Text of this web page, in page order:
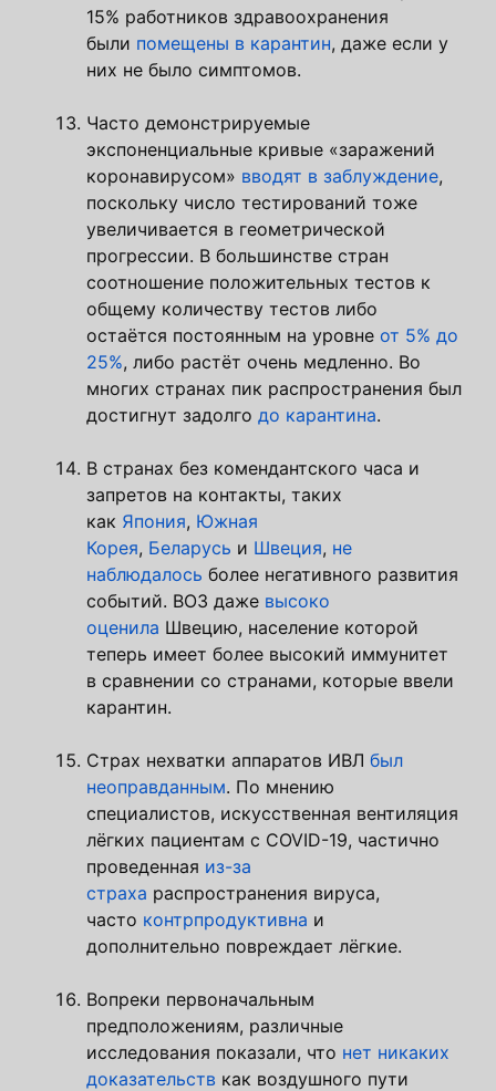
15% работников здравоохранения
были помещены в карантин, даже если у
них не было симптомов.
Часто демонстрируемые
экспоненциальные кривые «заражений
коронавирусом» вводят в заблуждение,
поскольку число тестирований тоже
увеличивается в геометрической
прогрессии. В большинстве стран
соотношение положительных тестов к
общему количеству тестов либо
остаётся постоянным на уровне от 5% до
25%, либо растёт очень медленно. Во
многих странах пик распространения был
достигнут задолго до карантина.
В странах без комендантского часа и
запретов на контакты, таких
как Япония, Южная
Корея, Беларусь и Швеция, не
наблюдалось более негативного развития
событий. ВОЗ даже высоко
оценила Швецию, население которой
теперь имеет более высокий иммунитет
в сравнении со странами, которые ввели
карантин.
Страх нехватки аппаратов ИВЛ был
неоправданным. По мнению
специалистов, искусственная вентиляция
лёгких пациентам с COVID-19, частично
проведенная из-за
страха распространения вируса,
часто контрпродуктивна и
дополнительно повреждает лёгкие.
Вопреки первоначальным
предположениям, различные
исследования показали, что нет никаких
доказательств как воздушного пути